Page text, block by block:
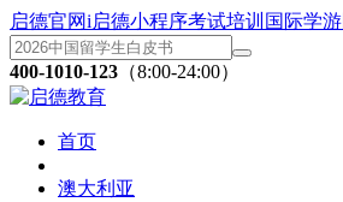
启德官网i启德小程序考试培训 国际学游
400-1010-123 （8:00-24:00）
首页
澳大利亚